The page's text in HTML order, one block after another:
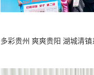
多彩贵州 爽爽